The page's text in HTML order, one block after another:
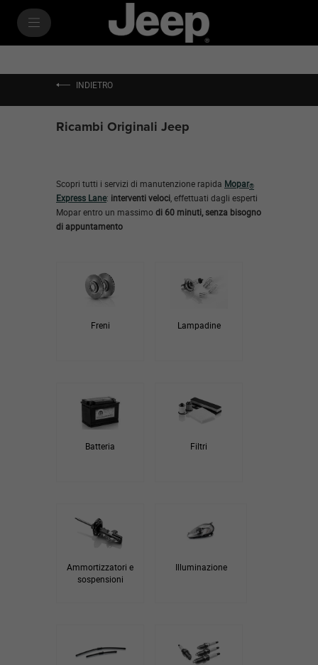
INDIETRO
Ricambi Originali Jeep
Scopri tutti i servizi di manutenzione rapida Mopar®
Express Lane: interventi veloci , effettuati dagli esperti
Mopar entro un massimodi 60 minuti, senza bisogno
di appuntamento
Freni Lampadine
Batteria Filtri
Ammortizzatori e
sospensioni
Illuminazione